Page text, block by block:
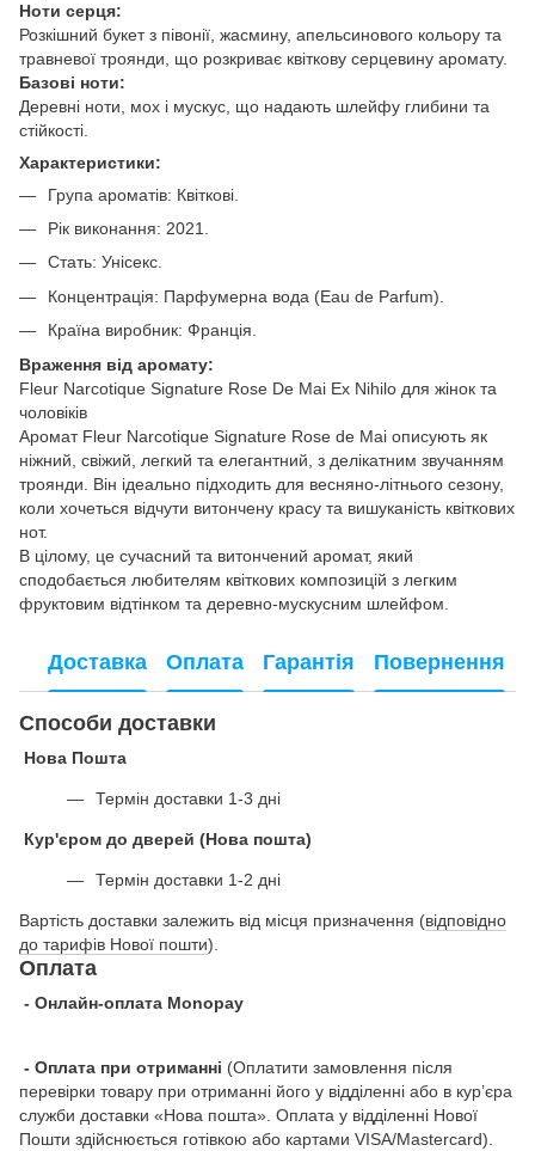
Ноти серця:
Розкішний букет з півонії, жасмину, апельсинового кольору та
травневої троянди, що розкриває квіткову серцевину аромату.
Базові ноти:
Деревні ноти, мох і мускус, що надають шлейфу глибини та
стійкості.
Характеристики:
Група ароматів: Квіткові.
Рік виконання: 2021.
Стать: Унісекс.
Концентрація: Парфумерна вода (Eau de Parfum).
Країна виробник: Франція.
Враження від аромату:
Fleur Narcotique Signature Rose De Mai Ex Nihilo для жінок та
чоловіків
Аромат Fleur Narcotique Signature Rose de Mai описують як
ніжний, свіжий, легкий та елегантний, з делікатним звучанням
троянди. Він ідеально підходить для весняно-літнього сезону,
коли хочеться відчути витончену красу та вишуканість квіткових
нот.
В цілому, це сучасний та витончений аромат, який
сподобається любителям квіткових композицій з легким
фруктовим відтінком та деревно-мускусним шлейфом.
Доставка Оплата Гарантія Повернення
Способи доставки
Нова Пошта
Термін доставки 1-3 дні
Кур'єром до дверей (Нова пошта)
Термін доставки 1-2 дні
Вартість доставки залежить від місця призначення (відповідно
до тарифів Нової пошти).
Оплата
- Онлайн-оплата Monopay
- Оплата при отриманні (Оплатити замовлення після
перевірки товару при отриманні його у відділенні або в кур’єра
служби доставки «Нова пошта». Оплата у відділенні Нової
Пошти здійснюється готівкою або картами VISA/Mastercard).